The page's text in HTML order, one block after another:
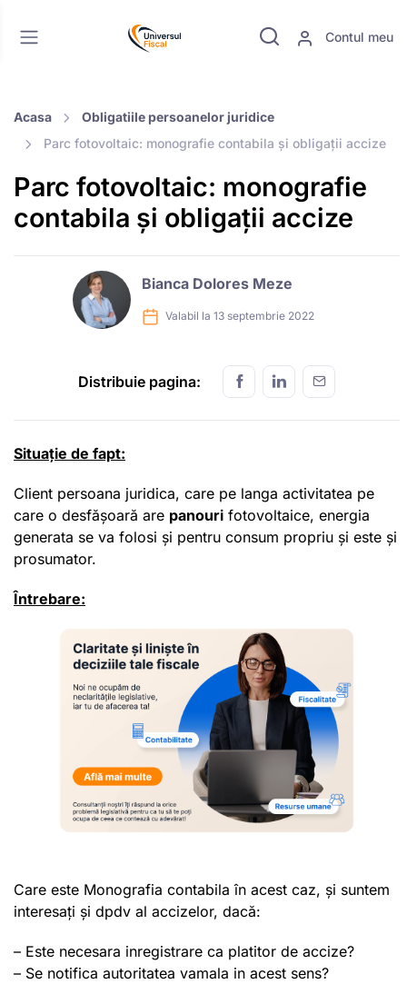
Contul meu
Acasa
Obligatiile persoanelor juridice
Parc fotovoltaic: monografie contabila și obligații accize
Parc fotovoltaic: monografie
contabila și obligații accize
Bianca Dolores Meze
Valabil la 13 septembrie 2022
Distribuie pagina:
Situație de fapt:
Client persoana juridica, care pe langa activitatea pe
care o desfășoară are panouri fotovoltaice, energia
generata se va folosi și pentru consum propriu și este și
prosumator.
Întrebare:
Care este Monografia contabila în acest caz, și suntem
interesați și dpdv al accizelor, dacă:
– Este necesara inregistrare ca platitor de accize?
– Se notifica autoritatea vamala in acest sens?